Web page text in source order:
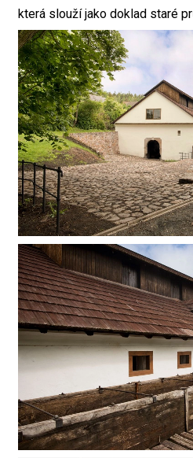
která slouží jako doklad staré